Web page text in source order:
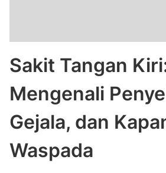
Sakit Tangan
Mengenali
Gejala, dan
Waspada